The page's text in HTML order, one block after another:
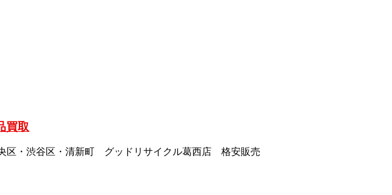
買取
区・渋谷区・清新町 グッドリサイクル葛西店 格安販売